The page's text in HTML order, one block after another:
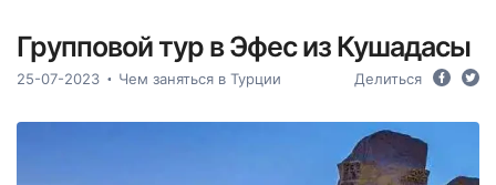
Групповой тур в Эфес из Кушадасы
25-07-2023 Чем заняться в Турции Делиться